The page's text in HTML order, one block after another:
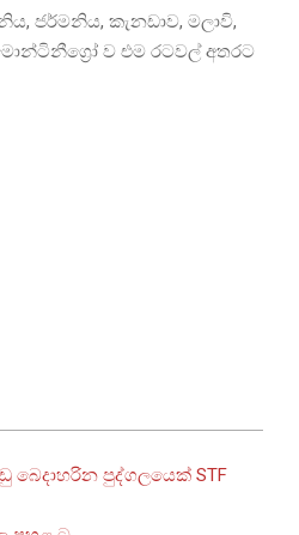
ජර්මනිය, කැනඩාව, මලාවි,
ව එම රටවල් අතරට
බෙදාහරින පුද්ගලයෙක් STF